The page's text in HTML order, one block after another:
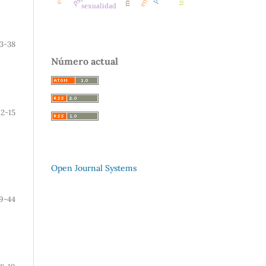
38
15
44
sexualidad
Número actual
Open Journal Systems